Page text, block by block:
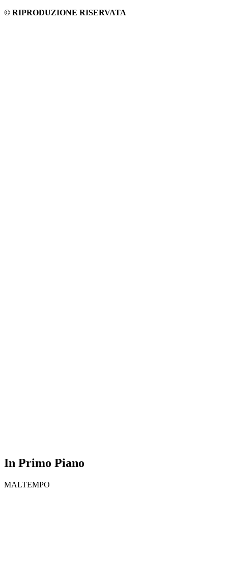
© RIPRODUZIONE RISERVATA
In Primo Piano
MALTEMPO